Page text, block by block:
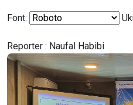
Font:
Reporter : Naufal Habibi